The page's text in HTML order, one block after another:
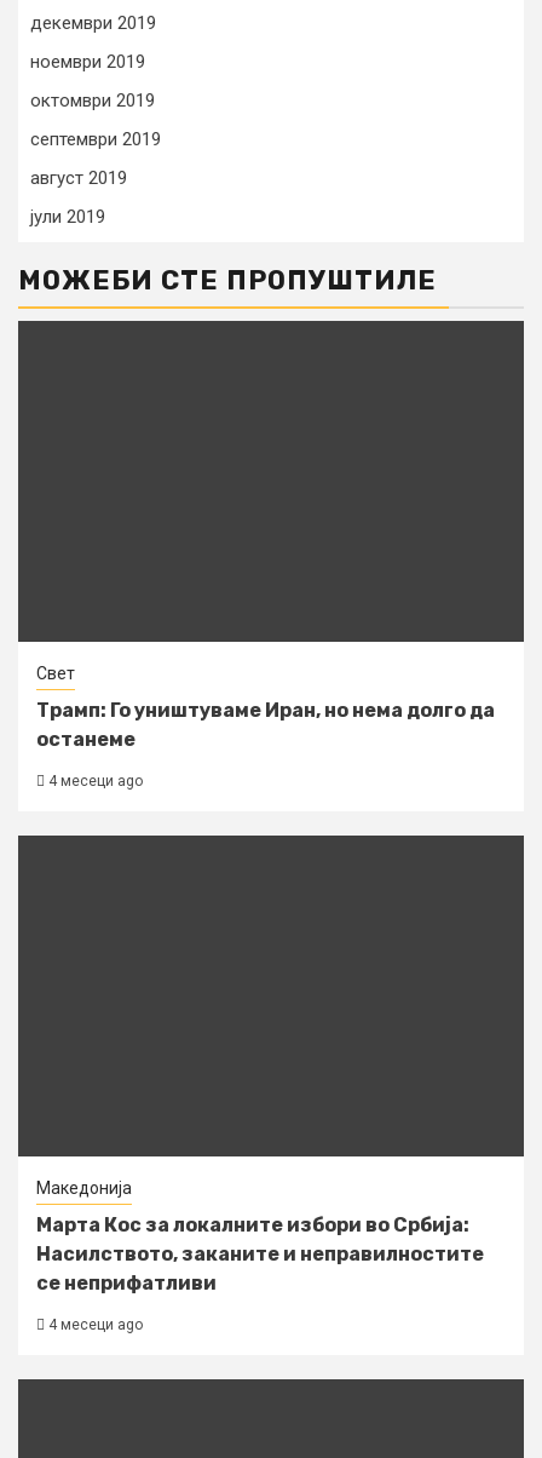
декември 2019
ноември 2019
октомври 2019
септември 2019
август 2019
јули 2019
МОЖЕБИ СТЕ ПРОПУШТИЛЕ
Свет
Трамп: Го уништуваме Иран, но нема долго да
останеме
4 месеци ago
Македонија
Марта Кос за локалните избори во Србија:
Насилството, заканите и неправилностите
се неприфатливи
4 месеци ago